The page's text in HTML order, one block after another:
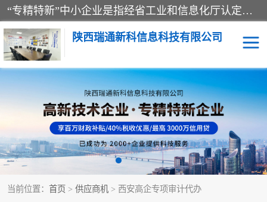
“专精特新”中小企业是指经省工业和信息化厅认定，专注于细分市场、掌握关键核心技术、创新能力强、市场占有率高、质量效益优，在专业化、精细化、特色化、新颖化等方面表现突出的中小企业。
陕西瑞通新科信息科技有限公司
当前位置： 首页 > 供应商机 > 西安高企专项审计代办